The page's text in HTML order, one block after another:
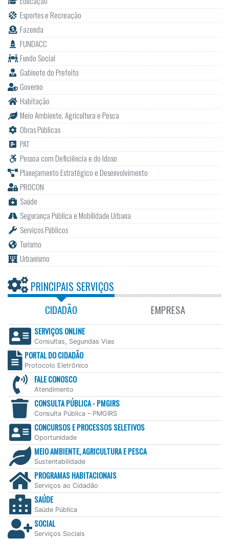
Esportes e Recreação
Fazenda
FUNDACC
Fundo Social
Gabinete do Prefeito
Governo
Habitação
Meio Ambiente, Agricultura e Pesca
Obras Públicas
PAT
Pessoa com Deficiência e do Idoso
Planejamento Estratégico e Desenvolvimento
PROCON
Saúde
Segurança Pública e Mobilidade Urbana
Serviços Públicos
Turismo
Urbanismo
PRINCIPAIS SERVIÇOS
CIDADÃO EMPRESA
SERVIÇOS ONLINE
Consultas, Segundas Vias
PORTAL DO CIDADÃO
Protocolo Eletrônico
FALE CONOSCO
Atendimento
CONSULTA PÚBLICA - PMGIRS
Consulta Pública – PMGIRS
CONCURSOS E PROCESSOS SELETIVOS
Oportunidade
MEIO AMBIENTE, AGRICULTURA E PESCA
Sustentabilidade
PROGRAMAS HABITACIONAIS
Serviços ao Cidadão
SAÚDE
Saúde Pública
SOCIAL
Serviços Sociais